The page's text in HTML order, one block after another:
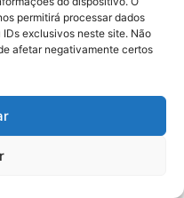
permitirá processar dados
exclusivos neste site. Não
afetar negativamente certos
Pedagógica
acontecerá